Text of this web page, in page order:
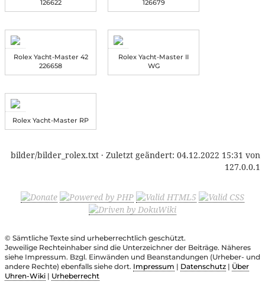
126622
126679
Rolex Yacht-Master 42
226658
Rolex Yacht-Master II
WG
Rolex Yacht-Master RP
bilder/bilder_rolex.txt · Zuletzt geändert: 04.12.2022 15:31 von
127.0.0.1
© Sämtliche Texte sind urheberrechtlich geschützt.
Jeweilige Rechteinhaber sind die Unterzeichner der Beiträge. Näheres
siehe Impressum. Bzgl. Einwänden und Beanstandungen (Urheber- und
andere Rechte) ebenfalls siehe dort. Impressum | Datenschutz | Über
Uhren-Wiki | Urheberrecht